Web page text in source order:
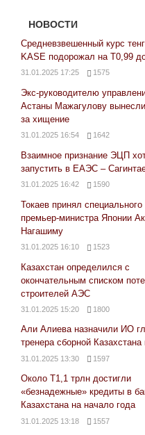
НОВОСТИ
Средневзвешенный курс
KASE подорожал на Т0,99
31.01.2025 17:25 1575
Экс-руководителю
Астаны Мажагулову
за хищение
31.01.2025 16:54 1642
Взаимное признание ЭЦП
запустить в ЕАЭС –
31.01.2025 16:42 1590
Токаев принял специального
премьер-министра Японии
Нагашиму
31.01.2025 16:10 1523
Казахстан определился с
окончательным списком
строителей АЭС
31.01.2025 15:20 1800
Али Алиева назначили ИО
тренера сборной
31.01.2025 13:30 1597
Около Т1,1 трлн достигли
«безнадежные» кредиты в
Казахстана на начало года
31.01.2025 13:18 1557